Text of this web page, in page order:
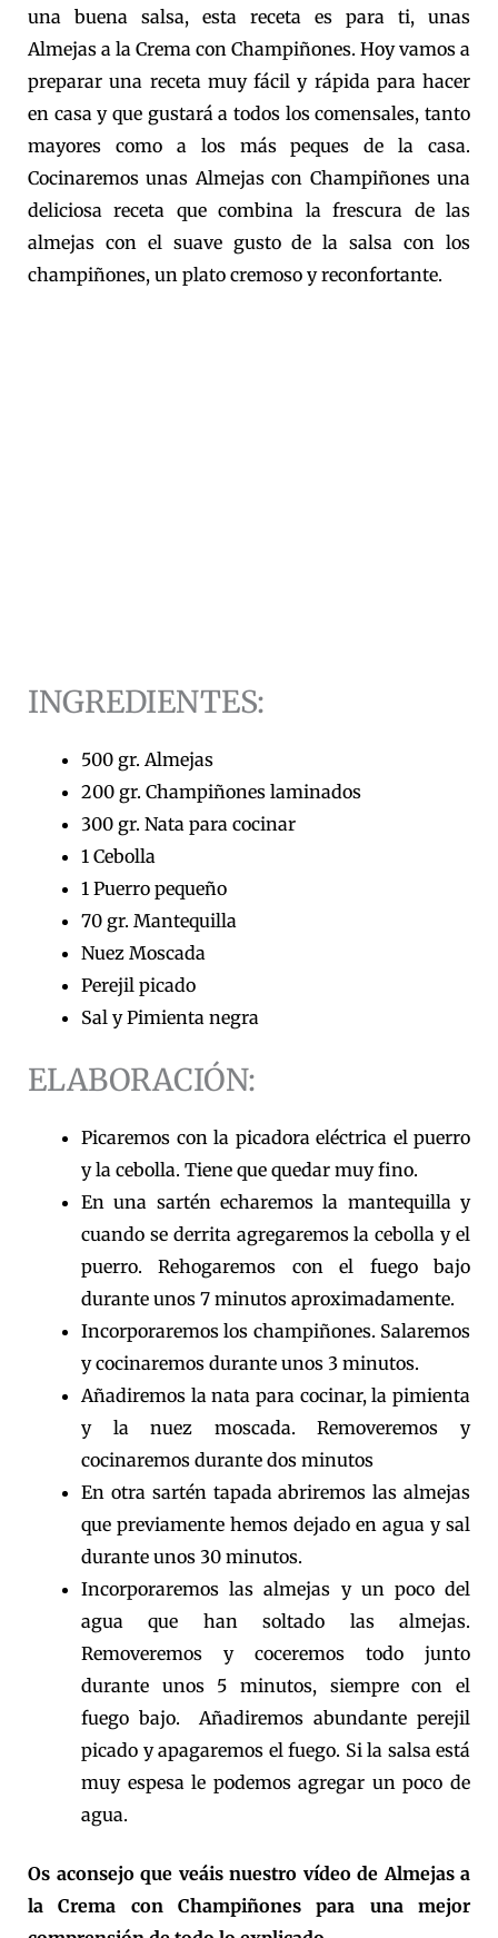
una buena salsa, esta receta es para ti, unas
Almejas a la Crema con Champiñones. Hoy vamos a
preparar una receta muy fácil y rápida para hacer
en casa y que gustará a todos los comensales, tanto
mayores como a los más peques de la casa.
Cocinaremos unas Almejas con Champiñones una
deliciosa receta que combina la frescura de las
almejas con el suave gusto de la salsa con los
champiñones, un plato cremoso y reconfortante.
INGREDIENTES:
500 gr. Almejas
200 gr. Champiñones laminados
300 gr. Nata para cocinar
1 Cebolla
1 Puerro pequeño
70 gr. Mantequilla
Nuez Moscada
Perejil picado
Sal y Pimienta negra
ELABORACIÓN:
Picaremos con la picadora eléctrica el puerro
y la cebolla. Tiene que quedar muy fino.
En una sartén echaremos la mantequilla y
cuando se derrita agregaremos la cebolla y el
puerro. Rehogaremos con el fuego bajo
durante unos 7 minutos aproximadamente.
Incorporaremos los champiñones. Salaremos
y cocinaremos durante unos 3 minutos.
Añadiremos la nata para cocinar, la pimienta
y la nuez moscada. Removeremos y
cocinaremos durante dos minutos
En otra sartén tapada abriremos las almejas
que previamente hemos dejado en agua y sal
durante unos 30 minutos.
Incorporaremos las almejas y un poco del
agua que han soltado las almejas.
Removeremos y coceremos todo junto
durante unos 5 minutos, siempre con el
fuego bajo. Añadiremos abundante perejil
picado y apagaremos el fuego. Si la salsa está
muy espesa le podemos agregar un poco de
agua.
Os aconsejo que veáis nuestro vídeo de Almejas a
la Crema con Champiñones para una mejor